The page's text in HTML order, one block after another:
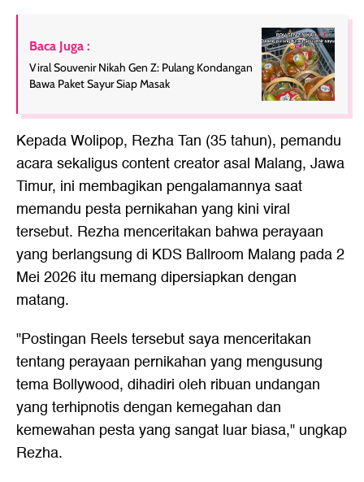
Baca Juga :
Viral Souvenir Nikah Gen Z: Pulang Kondangan
Bawa Paket Sayur Siap Masak
Kepada Wolipop, Rezha Tan (35 tahun), pemandu
acara sekaligus content creator asal Malang, Jawa
Timur, ini membagikan pengalamannya saat
memandu pesta pernikahan yang kini viral
tersebut. Rezha menceritakan bahwa perayaan
yang berlangsung di KDS Ballroom Malang pada 2
Mei 2026 itu memang dipersiapkan dengan
matang.
"Postingan Reels tersebut saya menceritakan
tentang perayaan pernikahan yang mengusung
tema Bollywood, dihadiri oleh ribuan undangan
yang terhipnotis dengan kemegahan dan
kemewahan pesta yang sangat luar biasa," ungkap
Rezha.